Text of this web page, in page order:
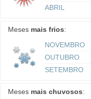
ABRIL
Meses mais frios:
NOVEMBRO
OUTUBRO
SETEMBRO
Meses mais chuvosos: